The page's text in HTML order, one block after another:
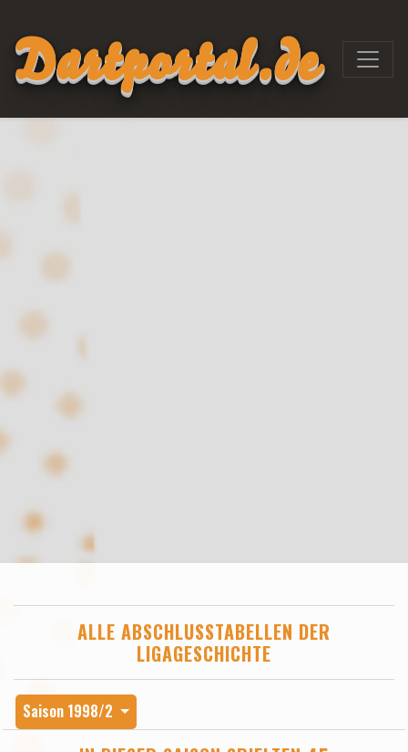
Dartportal.de
ALLE ABSCHLUSSTABELLEN DER
LIGAGESCHICHTE
Saison 1998/2